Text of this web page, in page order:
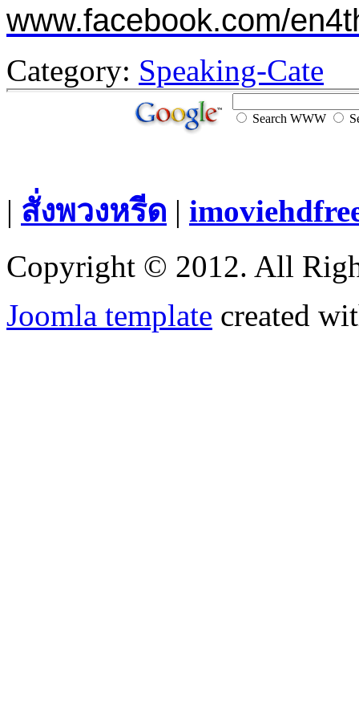
www.facebook.com/
Category: Speaking-Cate
Search WWW
| สั่งพวงหรีด |
Copyright © 2012. All
Joomla template created